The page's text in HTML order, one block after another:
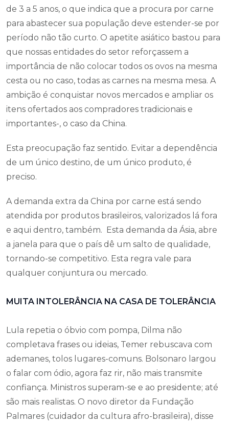
de 3 a 5 anos, o que indica que a procura por carne
para abastecer sua população deve estender-se por
período não tão curto. O apetite asiático bastou para
que nossas entidades do setor reforçassem a
importância de não colocar todos os ovos na mesma
cesta ou no caso, todas as carnes na mesma mesa. A
ambição é conquistar novos mercados e ampliar os
itens ofertados aos compradores tradicionais e
importantes-, o caso da China.
Esta preocupação faz sentido. Evitar a dependência
de um único destino, de um único produto, é
preciso.
A demanda extra da China por carne está sendo
atendida por produtos brasileiros, valorizados lá fora
e aqui dentro, também. Esta demanda da Ásia, abre
a janela para que o país dê um salto de qualidade,
tornando-se competitivo. Esta regra vale para
qualquer conjuntura ou mercado.
MUITA INTOLERÂNCIA NA CASA DE TOLERÂNCIA
Lula repetia o óbvio com pompa, Dilma não
completava frases ou ideias, Temer rebuscava com
ademanes, tolos lugares-comuns. Bolsonaro largou
o falar com ódio, agora faz rir, não mais transmite
confiança. Ministros superam-se e ao presidente; até
são mais realistas. O novo diretor da Fundação
Palmares (cuidador da cultura afro-brasileira), disse